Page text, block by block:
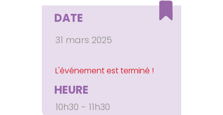
DATE
31 mars 2025
HEURE
10h30 - 11h30